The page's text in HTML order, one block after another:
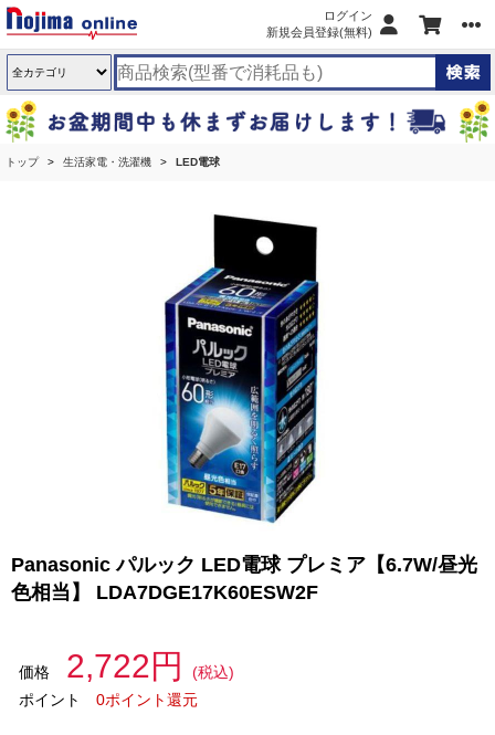
ログイン
新規会員登録(無料)
トップ 生活家電・洗濯機 LED電球
Panasonic パルック LED電球 プレミア【6.7W/昼光
色相当】 LDA7DGE17K60ESW2F
価格 2,722円
(税込)
ポイント
0ポイント還元